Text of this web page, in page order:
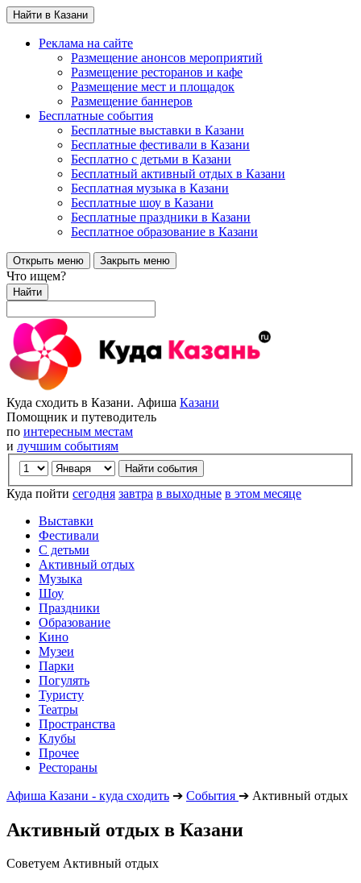
Найти в Казани
Реклама на сайте
Размещение анонсов мероприятий
Размещение ресторанов и кафе
Размещение мест и площадок
Размещение баннеров
Бесплатные события
Бесплатные выставки в Казани
Бесплатные фестивали в Казани
Бесплатно с детьми в Казани
Бесплатный активный отдых в Казани
Бесплатная музыка в Казани
Бесплатные шоу в Казани
Бесплатные праздники в Казани
Бесплатное образование в Казани
Открыть меню Закрыть меню
Что ищем?
Найти
Куда сходить в Казани. Афиша Казани
Помощник и путеводитель
по интересным местам
и лучшим событиям
Куда пойти сегодня завтра в выходные в этом месяце
Выставки
Фестивали
С детьми
Активный отдых
Музыка
Шоу
Праздники
Образование
Кино
Музеи
Парки
Погулять
Туристу
Театры
Пространства
Клубы
Прочее
Рестораны
Афиша Казани - куда сходить ➔ События ➔ Активный отдых
Активный отдых в Казани
Советуем Активный отдых